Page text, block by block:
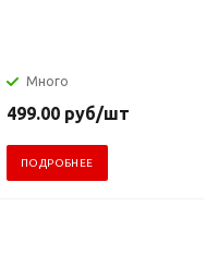
Много
499.00 руб/шт
ПОДРОБНЕЕ